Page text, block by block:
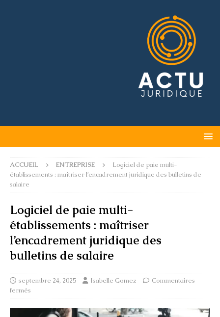
ACCUEIL ENTREPRISE
Logiciel de paie multi-
établissements : maîtriser l’encadrement juridique des bulletins de
salaire
Logiciel de paie multi-
établissements : maîtriser
l’encadrement juridique des
bulletins de salaire
septembre 24, 2025 Isabelle Gomez
Commentaires
fermés